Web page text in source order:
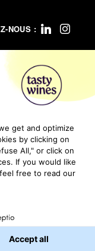
NOUS :
TOUS DROITS
DES COOKIES